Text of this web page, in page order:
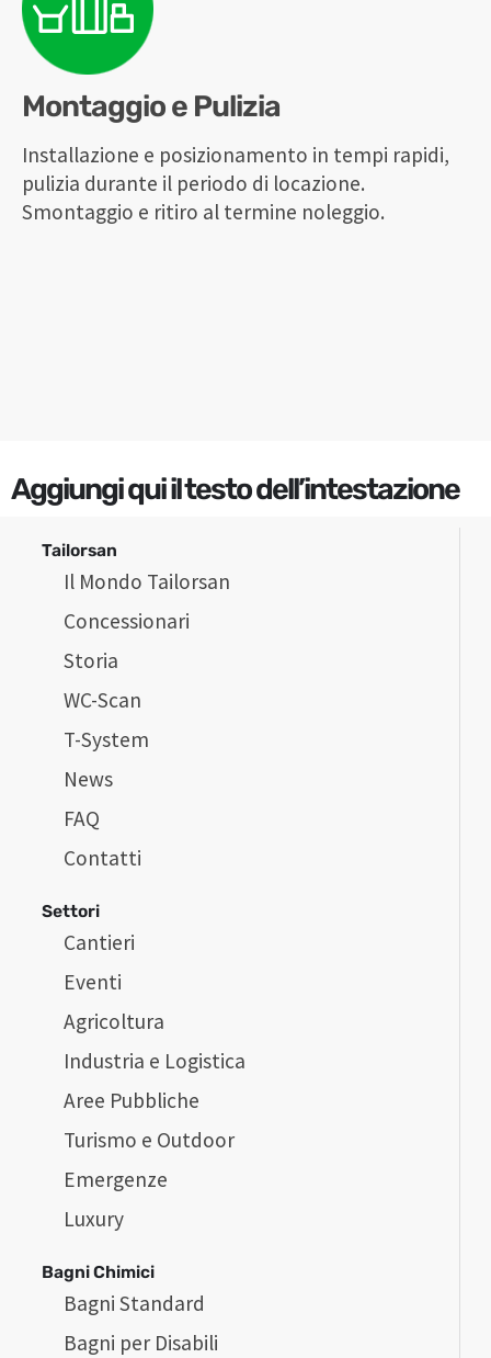
Montaggio e Pulizia
Installazione e posizionamento in tempi rapidi,
pulizia durante il periodo di locazione.
Smontaggio e ritiro al termine noleggio.
Aggiungi qui il testo dell’intestazione
Tailorsan
Il Mondo Tailorsan
Concessionari
Storia
WC-Scan
T-System
News
FAQ
Contatti
Settori
Cantieri
Eventi
Agricoltura
Industria e Logistica
Aree Pubbliche
Turismo e Outdoor
Emergenze
Luxury
Bagni Chimici
Bagni Standard
Bagni per Disabili